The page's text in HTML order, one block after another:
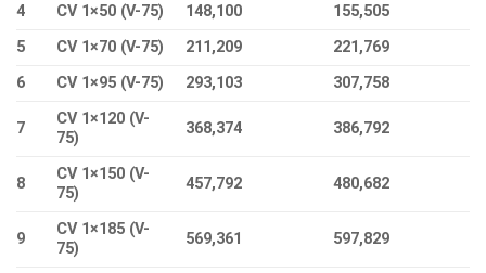
4
CV 1×50 (V-75) 148,100
155,505
5
CV 1×70 (V-75) 211,209
221,769
6
CV 1×95 (V-75) 293,103 307,758
7
CV 1×120 (V-
75)
368,374 386,792
8
CV 1×150 (V-
75)
457,792 480,682
9
CV 1×185 (V-
75)
569,361 597,829